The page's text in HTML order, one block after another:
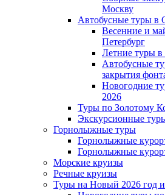
Москву
Автобусные туры в
Весенние и
Петербург
Летние туры в
Автобусные
закрытия
Новогодние
2026
Туры по Золотому
Экскурсионные
Горнолыжные туры
Горнолыжные
Горнолыжные
Морские круизы
Речные круизы
Туры на Новый 2026 год